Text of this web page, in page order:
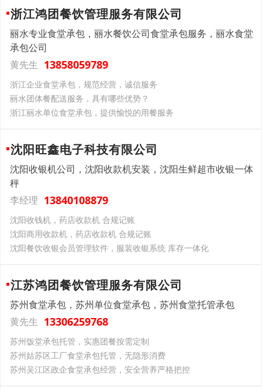
浙江鸿团餐饮管理服务有限公司
丽水专业食堂承包，丽水餐饮公司食堂承包服务，丽水食堂
承包公司
黄先生 13858059789
浙江企业食堂承包，规范经营，诚信服务
丽水团体餐配送服务，具有哪些优势？
浙江丽水单位食堂承包，提供愉悦的用餐服务
沈阳旺鑫电子科技有限公司
沈阳收银机公司，沈阳收款机安装，沈阳生鲜超市收银一体
秤
李经理 13840108879
沈阳收钱机，药店收款机 合规记账
沈阳商用收款机，药店收款机 合规记账
沈阳餐饮收银会员管理软件，服装收银系统 库存一体化
江苏鸿团餐饮管理服务有限公司
苏州食堂承包，苏州单位食堂承包，苏州食堂托管承包
黄先生 13306259768
苏州饭堂承包托管，实惠团餐按需定制
苏州姑苏区工厂食堂承包托管，无隐形消费
苏州吴江区政企食堂承包经营，安全营养严格把控